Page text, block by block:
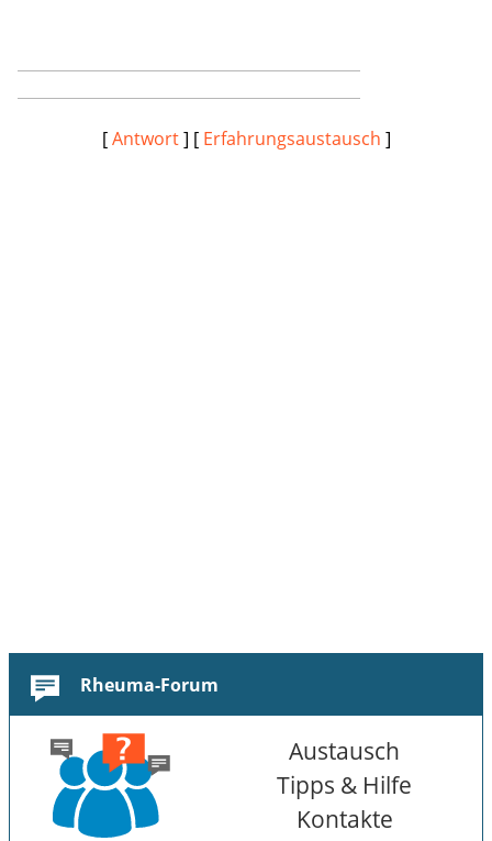
[Antwort] [ Erfahrungsaustausch ]
Rheuma-Forum
Austausch
Tipps & Hilfe
Kontakte